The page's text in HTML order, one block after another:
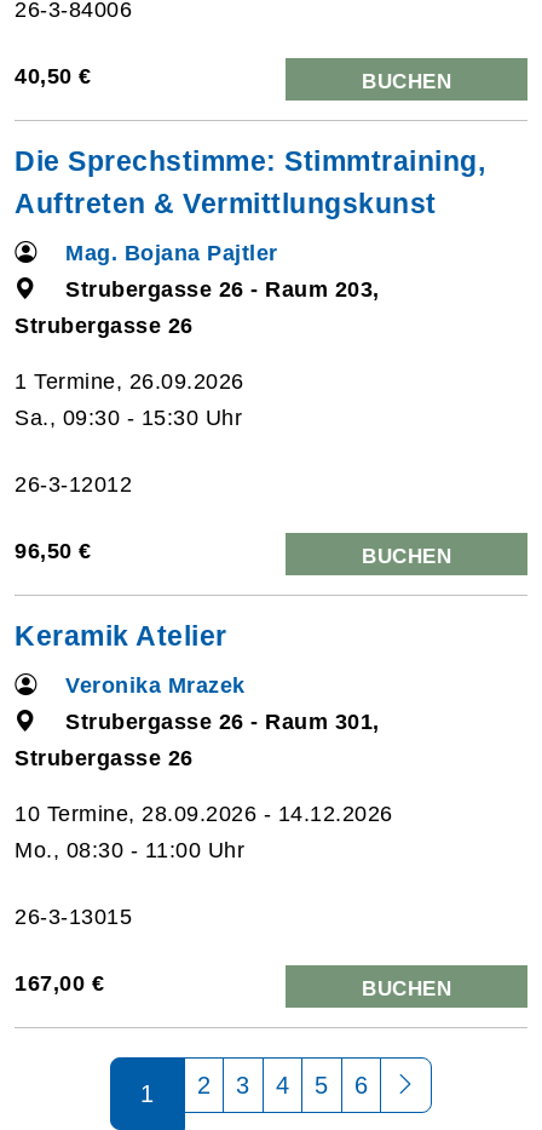
26-3-84006
40,50 € BUCHEN
Die Sprechstimme: Stimmtraining,
Auftreten & Vermittlungskunst
Mag. Bojana Pajtler
Strubergasse 26 - Raum 203,
Strubergasse 26
1 Termine, 26.09.2026
Sa., 09:30 - 15:30 Uhr
26-3-12012
96,50 € BUCHEN
Keramik Atelier
Veronika Mrazek
Strubergasse 26 - Raum 301,
Strubergasse 26
10 Termine, 28.09.2026 - 14.12.2026
Mo., 08:30 - 11:00 Uhr
26-3-13015
167,00 € BUCHEN
Seite 1 von 6
1 2 3 4 5 6